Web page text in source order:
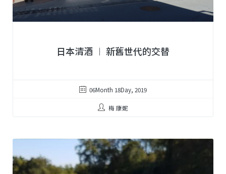
日本清酒 ︱ 新舊世代的交替
06Month 18Day, 2019
梅 康妮